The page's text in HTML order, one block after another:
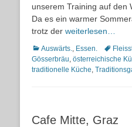
unserem Training auf den
Da es ein warmer
trotz der weiterlesen…
Kategorien
Auswärts., Essen.
Gösserbräu, österreichische
traditionelle Küche,
Cafe Mitte, Graz